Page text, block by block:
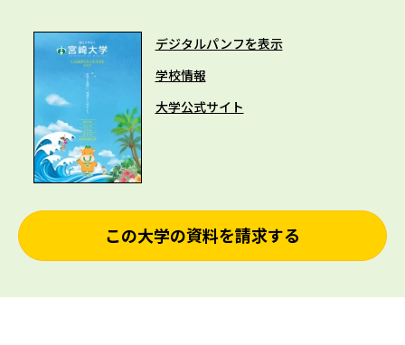
デジタルパンフを表示
学校情報
大学公式サイト
この大学の資料を請求する